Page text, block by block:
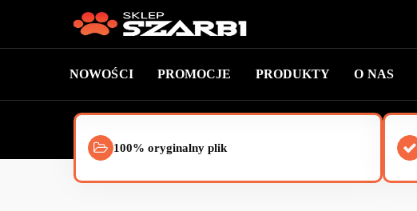
NOWOŚCI PROMOCJE PRODUKTY O NAS
100% oryginalny plik